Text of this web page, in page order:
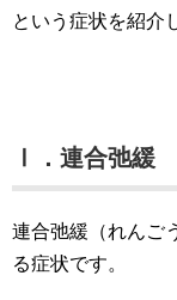
という症状を紹介
Ⅰ．連合弛緩
連合弛緩（れんご
る症状です。